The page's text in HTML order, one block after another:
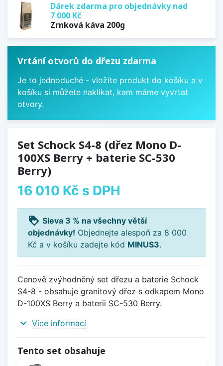
Dárek zdarma pro objednávky nad
7 000 Kč
Zrnková káva 200g
Vrtání otvorů do dřezu zdarma
Je to jednoduché - vložíte produkt do košíku a v
košíku si můžete naklikat, kam máme vyvrtat
otvory.
Set Schock S4-8 (dřez Mono D-
100XS Berry + baterie SC-530
Berry)
16 010 Kč s DPH
loyalty Sleva 3 % na všechny větší
objednávky! Objednejte alespoň za 8 000
Kč a v košíku zadejte kód MINUS3.
Cenově zvýhodněný set dřezu a baterie Schock
S4-8 - obsahuje granitový dřez s odkapem Mono
D-100XS Berry a baterii SC-530 Berry.
expand_more Více informací
Tento set obsahuje